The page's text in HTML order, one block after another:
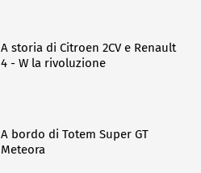
A storia di Citroen 2CV e Renault
4 - W la rivoluzione
A bordo di Totem Super GT
Meteora